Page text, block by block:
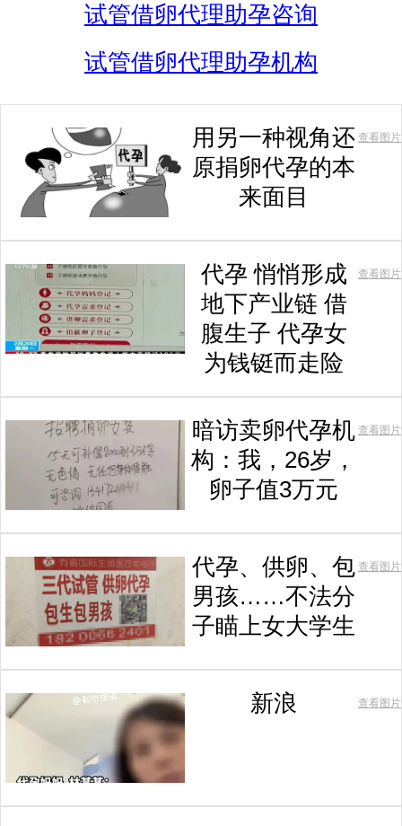
试管借卵代理助孕咨询
试管借卵代理助孕机构
用另一种视角还
原捐卵代孕的本
来面目
查看图片
代孕 悄悄形成
地下产业链 借
腹生子 代孕女
为钱铤而走险
查看图片
暗访卖卵代孕机
构：我，26岁，
卵子值3万元
查看图片
代孕、供卵、包
男孩……不法分
子瞄上女大学生
查看图片
新浪 查看图片